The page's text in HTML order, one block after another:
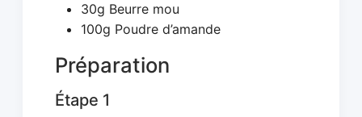
30g Beurre mou
100g Poudre d’amande
Préparation
Étape 1